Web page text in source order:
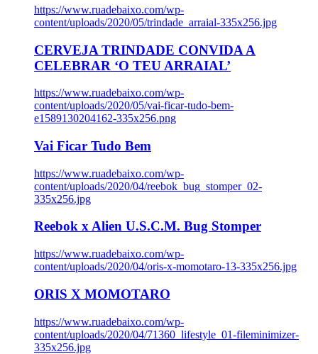
https://www.ruadebaixo.com/wp-
content/uploads/2020/05/trindade_arraial-335x256.jpg
CERVEJA TRINDADE CONVIDA A
CELEBRAR ‘O TEU ARRAIAL’
https://www.ruadebaixo.com/wp-
content/uploads/2020/05/vai-ficar-tudo-bem-
e1589130204162-335x256.png
Vai Ficar Tudo Bem
https://www.ruadebaixo.com/wp-
content/uploads/2020/04/reebok_bug_stomper_02-
335x256.jpg
Reebok x Alien U.S.C.M. Bug Stomper
https://www.ruadebaixo.com/wp-
content/uploads/2020/04/oris-x-momotaro-13-335x256.jpg
ORIS X MOMOTARO
https://www.ruadebaixo.com/wp-
content/uploads/2020/04/71360_lifestyle_01-fileminimizer-
335x256.jpg